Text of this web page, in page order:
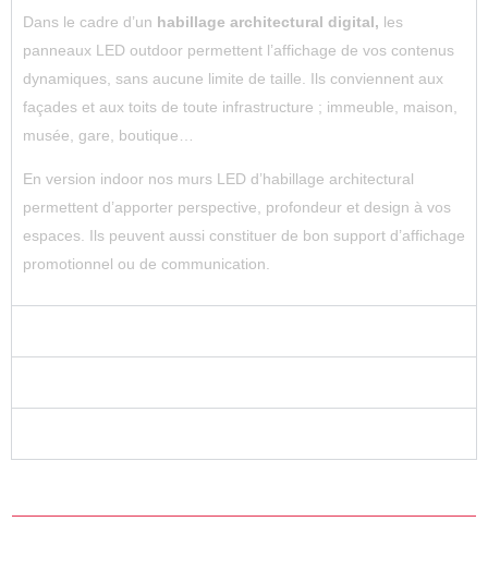
Dans le cadre d’un habillage architectural digital, les
panneaux LED outdoor permettent l’affichage de vos contenus
dynamiques, sans aucune limite de taille. Ils conviennent aux
façades et aux toits de toute infrastructure ; immeuble, maison,
musée, gare, boutique…
En version indoor nos murs LED d’habillage architectural
permettent d’apporter perspective, profondeur et design à vos
espaces. Ils peuvent aussi constituer de bon support d’affichage
promotionnel ou de communication.